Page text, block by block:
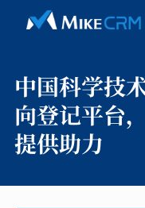
中国科学技
向登记平台
提供助力